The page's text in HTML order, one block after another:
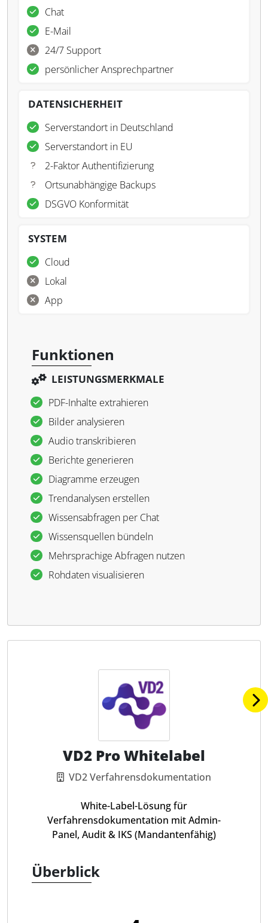
Chat
E-Mail
24/7 Support
persönlicher Ansprechpartner
DATENSICHERHEIT
Serverstandort in Deutschland
Serverstandort in EU
2-Faktor Authentifizierung
Ortsunabhängige Backups
DSGVO Konformität
SYSTEM
Cloud
Lokal
App
Funktionen
LEISTUNGSMERKMALE
PDF-Inhalte extrahieren
Bilder analysieren
Audio transkribieren
Berichte generieren
Diagramme erzeugen
Trendanalysen erstellen
Wissensabfragen per Chat
Wissensquellen bündeln
Mehrsprachige Abfragen nutzen
Rohdaten visualisieren
VD2 Pro Whitelabel
VD2 Verfahrensdokumentation
White-Label-Lösung für
Verfahrensdokumentation mit Admin-
Panel, Audit & IKS (Mandantenfähig)
Überblick